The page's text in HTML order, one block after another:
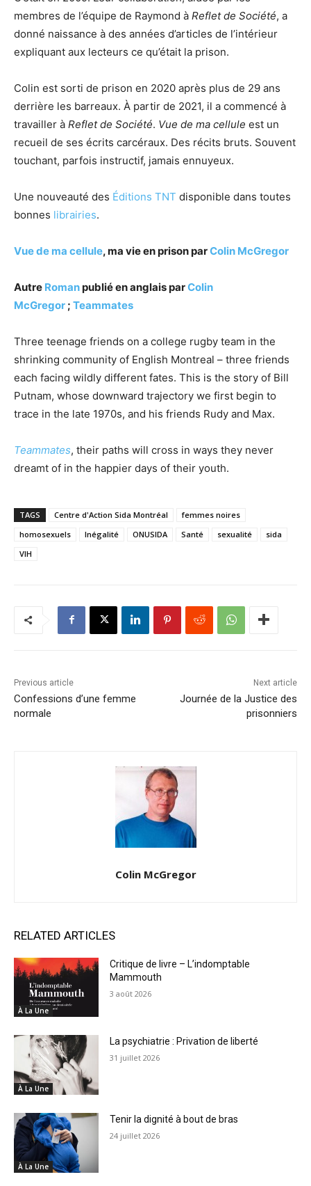
membres de l’équipe de Raymond à Reflet de Société, a
donné naissance à des années d’articles de l’intérieur
expliquant aux lecteurs ce qu’était la prison.
Colin est sorti de prison en 2020 après plus de 29 ans
derrière les barreaux. À partir de 2021, il a commencé à
travailler à Reflet de Société. Vue de ma cellule est un
recueil de ses écrits carcéraux. Des récits bruts. Souvent
touchant, parfois instructif, jamais ennuyeux.
Une nouveauté des Éditions TNT disponible dans toutes
bonnes librairies.
Vue de ma cellule, ma vie en prison parColin McGregor
Autre Romanpublié en anglais parColin
McGregor ; Teammates
Three teenage friends on a college rugby team in the
shrinking community of English Montreal – three friends
each facing wildly different fates. This is the story of Bill
Putnam, whose downward trajectory we first begin to
trace in the late 1970s, and his friends Rudy and Max.
Teammates, their paths will cross in ways they never
dreamt of in the happier days of their youth.
TAGS Centre d'Action Sida Montréal
femmes noires
homosexuels
Inégalité ONUSIDA Santé sexualité
sida
VIH
Previous article
Confessions d’une femme
normale
Next article
Journée de la Justice des
prisonniers
Colin McGregor
RELATED ARTICLES
À La Une
Critique de livre – L’indomptable
Mammouth
3 août 2026
À La Une
La psychiatrie : Privation de liberté
31 juillet 2026
À La Une
Tenir la dignité à bout de bras
24 juillet 2026